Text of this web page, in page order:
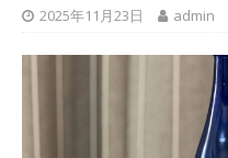
2025年11月23日 admin